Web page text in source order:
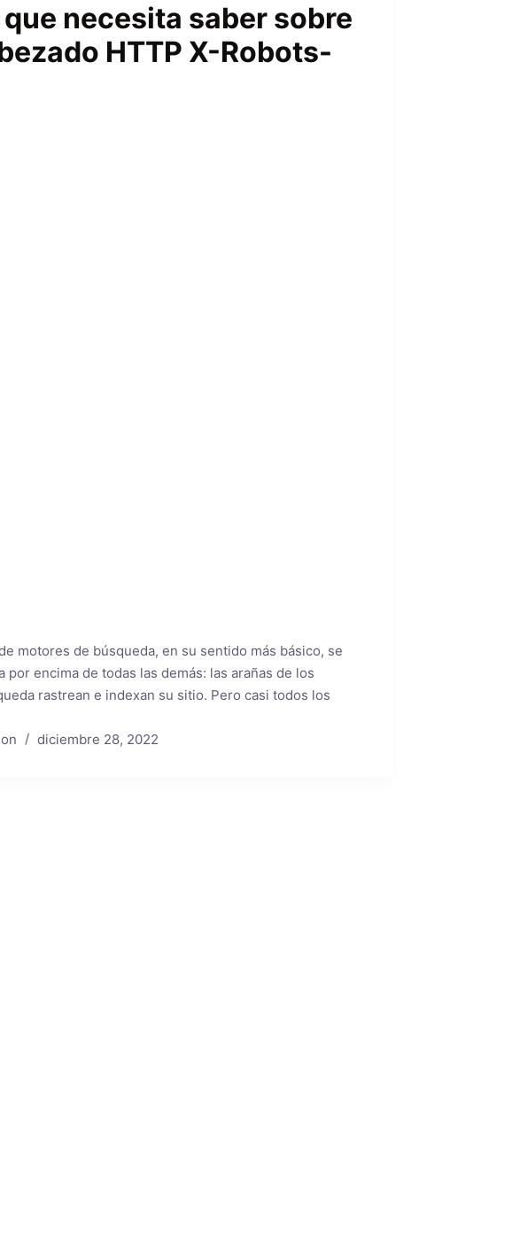
necesita saber sobre
HTTP X-Robots-
motores de búsqueda, en su sentido más básico, se
por encima de todas las demás: las arañas de los
rastrean e indexan su sitio. Pero casi todos los
diciembre 28, 2022